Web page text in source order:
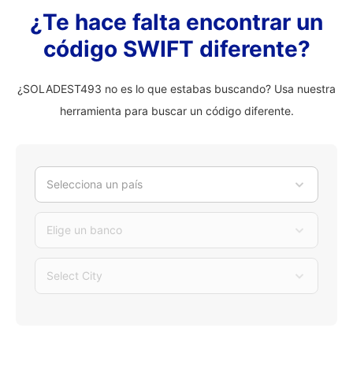
¿Te hace falta encontrar un
código SWIFT diferente?
¿SOLADEST493 no es lo que estabas buscando? Usa nuestra
herramienta para buscar un código diferente.
Selecciona un país
Elige un banco
Select City